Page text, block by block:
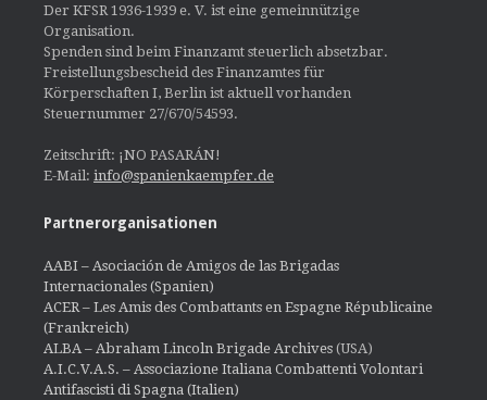
Der KFSR 1936-1939 e. V. ist eine gemeinnützige
Organisation.
Spenden sind beim Finanzamt steuerlich absetzbar.
Freistellungsbescheid des Finanzamtes für
Körperschaften I, Berlin ist aktuell vorhanden
Steuernummer 27/670/54593.
Zeitschrift: ¡NO PASARÁN!
E-Mail: info@spanienkaempfer.de
Partnerorganisationen
AABI – Asociación de Amigos de las Brigadas
Internacionales (Spanien)
ACER – Les Amis des Combattants en Espagne Républicaine
(Frankreich)
ALBA – Abraham Lincoln Brigade Archives (USA)
A.I.C.V.A.S. – Associazione Italiana Combattenti Volontari
Antifascisti di Spagna (Italien)